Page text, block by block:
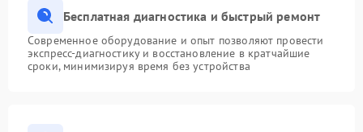
Бесплатная диагностика и быстрый ремонт
Современное оборудование и опыт позволяют провести
экспресс-диагностику и восстановление в кратчайшие
сроки, минимизируя время без устройства